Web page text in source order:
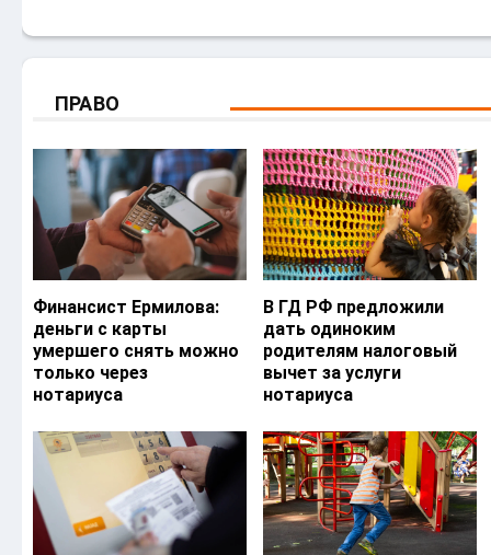
ПРАВО
Финансист Ермилова:
деньги с карты
умершего снять можно
только через
нотариуса
В ГД РФ предложили
дать одиноким
родителям налоговый
вычет за услуги
нотариуса